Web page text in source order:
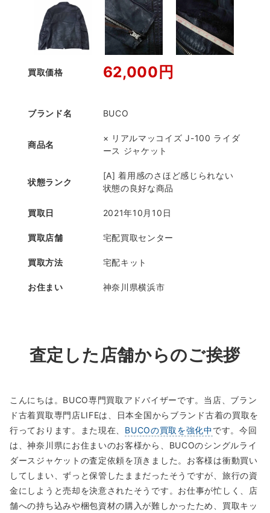
買取価格 62,000円
ブランド名 BUCO
商品名
× リアルマッコイズ J-100 ライダ
ース ジャケット
状態ランク
[A] 着用感のさほど感じられない
状態の良好な商品
買取日 2021年10月10日
買取店舗 宅配買取センター
買取方法 宅配キット
お住まい 神奈川県横浜市
査定した店舗からのご挨拶
こんにちは。BUCO専門買取アドバイザーです。当店、ブラン
ド古着買取専門店LIFEは、日本全国からブランド古着の買取を
行っております。また現在、 BUCOの買取を強化中です。今回
は、神奈川県にお住まいのお客様から、BUCOのシングルライ
ダースジャケットの査定依頼を頂きました。お客様は衝動買い
してしまい、ずっと保管したままだったそうですが、旅行の資
金にしようと売却を決意されたそうです。お仕事が忙しく、店
舗への持ち込みや梱包資材の購入が難しかったため、買取キッ